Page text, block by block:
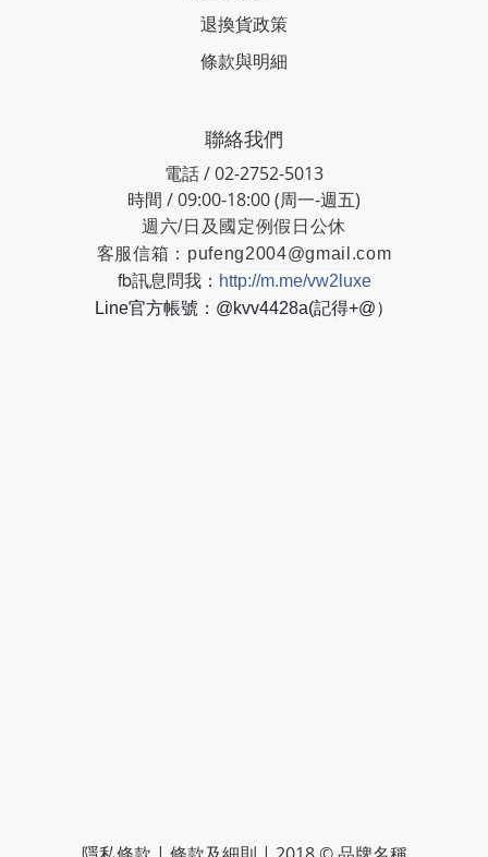
退換貨政策
條款與明細
聯絡我們
電話 / 02-2752-5013
時間 / 09:00-18:00 (周一-週五)
週六/日及國定例假日公休
客服信箱： pufeng2004@gmail.com
fb訊息問我： http://m.me/vw2luxe
Line官方帳號：@kvv4428a(記得+@）